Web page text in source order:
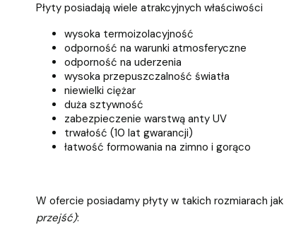
Płyty posiadają wiele atrakcyjnych właściwości
wysoka termoizolacyjność
odporność na warunki atmosferyczne
odporność na uderzenia
wysoka przepuszczalność światła
niewielki ciężar
duża sztywność
zabezpieczenie warstwą anty UV
trwałość (10 lat gwarancji)
łatwość formowania na zimno i gorąco
W ofercie posiadamy płyty w takich rozmiarach jak
przejść):